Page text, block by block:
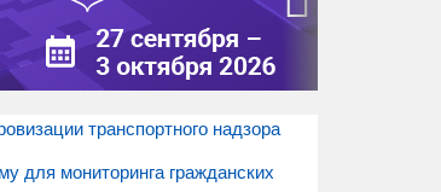
›
транспортного надзора
для мониторинга гражданских